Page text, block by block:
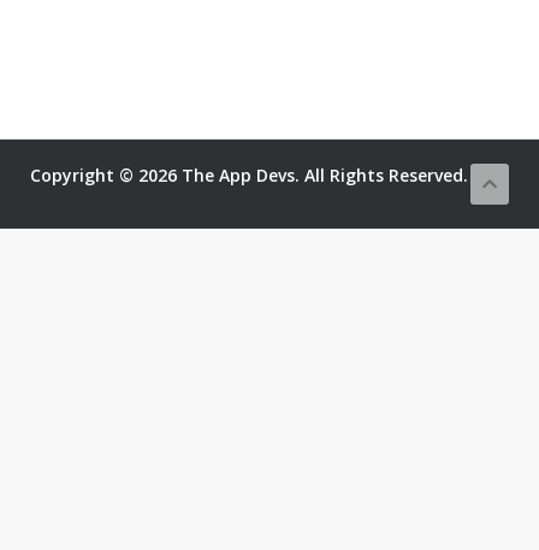
Copyright © 2026 The App Devs. All Rights Reserved.